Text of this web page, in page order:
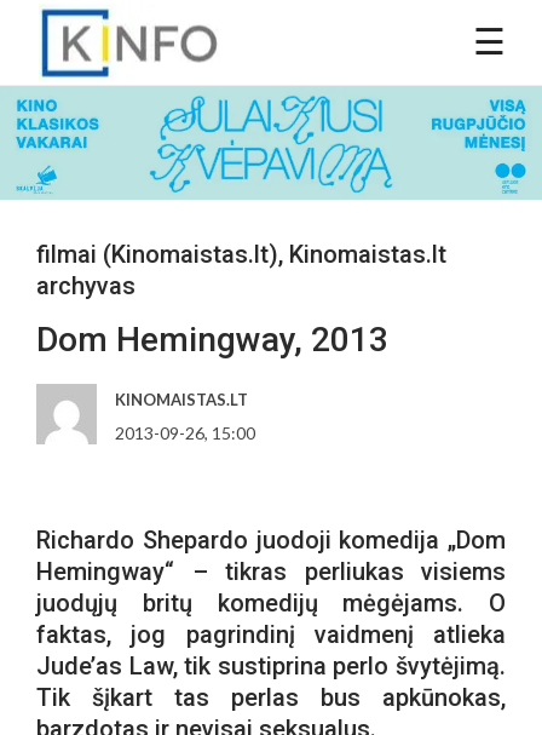
filmai (Kinomaistas.lt), Kinomaistas.lt
archyvas
Dom Hemingway, 2013
KINOMAISTAS.LT
2013-09-26, 15:00
Richardo Shepardo juodoji komedija „Dom
Hemingway“ – tikras perliukas visiems
juodųjų britų komedijų mėgėjams. O
faktas, jog pagrindinį vaidmenį atlieka
Jude’as Law, tik sustiprina perlo švytėjimą.
Tik šįkart tas perlas bus apkūnokas,
barzdotas ir nevisai seksualus.